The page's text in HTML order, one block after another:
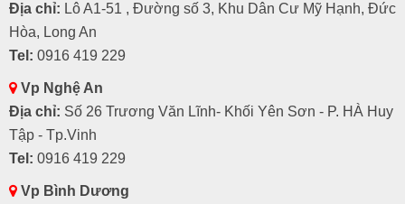
Địa chỉ: Lô A1-51 , Đường số 3, Khu Dân Cư Mỹ Hạnh, Đức
Hòa, Long An
Tel: 0916 419 229
Vp Nghệ An
Địa chỉ: Số 26 Trương Văn Lĩnh- Khối Yên Sơn - P. HÀ Huy
Tập - Tp.Vinh
Tel: 0916 419 229
Vp Bình Dương